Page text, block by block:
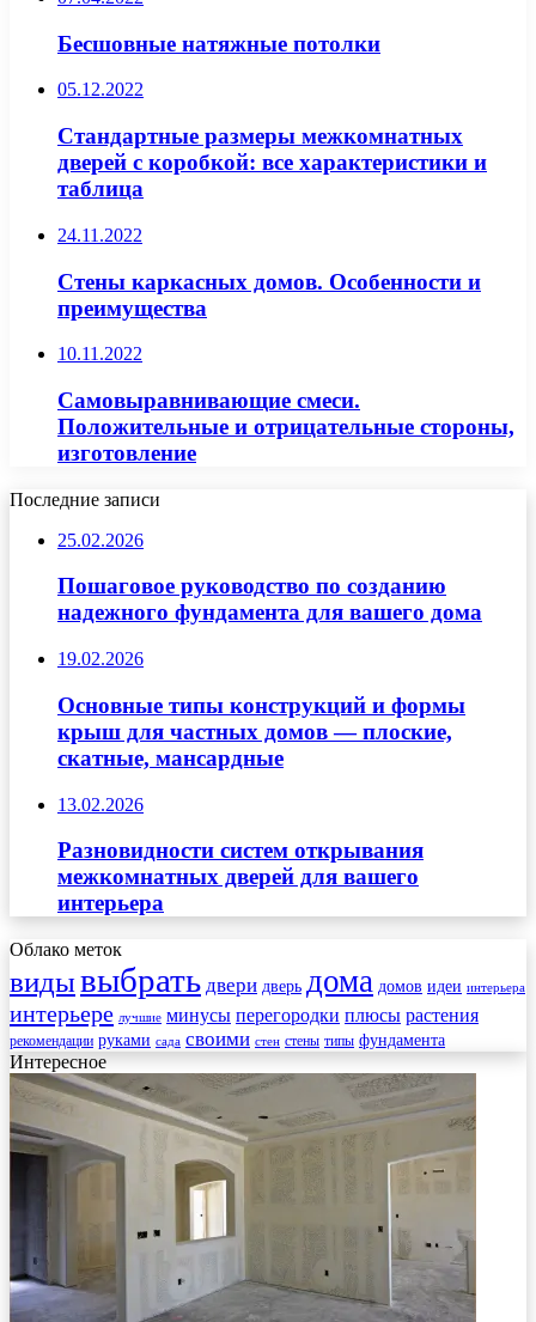
Бесшовные натяжные потолки
05.12.2022
Стандартные размеры межкомнатных
дверей с коробкой: все характеристики и
таблица
24.11.2022
Стены каркасных домов. Особенности и
преимущества
10.11.2022
Самовыравнивающие смеси.
Положительные и отрицательные стороны,
изготовление
Последние записи
25.02.2026
Пошаговое руководство по созданию
надежного фундамента для вашего дома
19.02.2026
Основные типы конструкций и формы
крыш для частных домов — плоские,
скатные, мансардные
13.02.2026
Разновидности систем открывания
межкомнатных дверей для вашего
интерьера
Облако меток
видывыбрать двери дверь дома домов идеи интерьера
интерьере лучшие минусы перегородки плюсы растения
рекомендации руками сада своими стен стены типы фундамента
Интересное